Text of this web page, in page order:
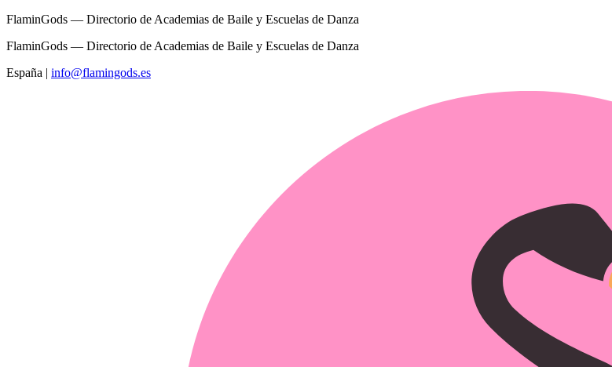
FlaminGods — Directorio de Academias de Baile y Escuelas de Danza
FlaminGods — Directorio de Academias de Baile y Escuelas de Danza
España | info@flamingods.es